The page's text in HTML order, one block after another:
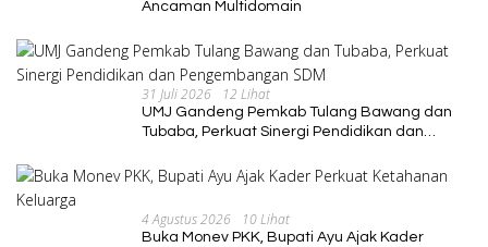
Ancaman Multidomain
31 Juli 2026 12 Lihat
UMJ Gandeng Pemkab Tulang Bawang dan
Tubaba, Perkuat Sinergi Pendidikan dan
4 Agustus 2026 10 Lihat
Buka Monev PKK, Bupati Ayu Ajak Kader